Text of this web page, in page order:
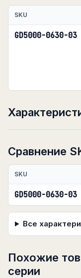
SKU
GD5000-0630-03
Сравнение
SKU
GD5000-0630-03
Все
Похожие
серии